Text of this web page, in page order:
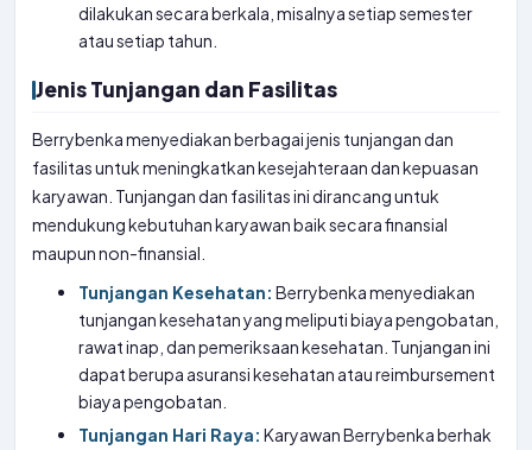
dilakukan secara berkala, misalnya setiap semester
atau setiap tahun.
Jenis Tunjangan dan Fasilitas
Berrybenka menyediakan berbagai jenis tunjangan dan
fasilitas untuk meningkatkan kesejahteraan dan kepuasan
karyawan. Tunjangan dan fasilitas ini dirancang untuk
mendukung kebutuhan karyawan baik secara finansial
maupun non-finansial.
Tunjangan Kesehatan: Berrybenka menyediakan
tunjangan kesehatan yang meliputi biaya pengobatan,
rawat inap, dan pemeriksaan kesehatan. Tunjangan ini
dapat berupa asuransi kesehatan atau reimbursement
biaya pengobatan.
Tunjangan Hari Raya: Karyawan Berrybenka berhak